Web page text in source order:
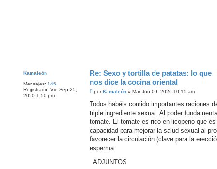
Kamaleón
Mensajes: 145
Registrado: Vie Sep 25,
2020 1:50 pm
Re: Sexo y tortilla de patatas: lo que
nos dice la cocina oriental
M
n
a
j
porKamaleón» Mar Jun 09, 2026 10:15 am
Todos habéis comido importantes raciones
triple ingrediente sexual. Al poder
tomate. El tomate es rico en licopeno que
capacidad para mejorar la salud sexual al
favorecer la circulación (clave para la
esperma.
ADJUNTOS